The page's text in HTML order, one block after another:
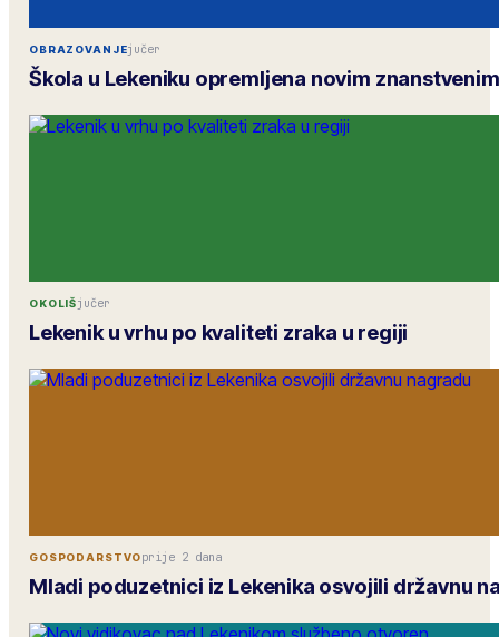
OBRAZOVANJEjučer
Škola u Lekeniku opremljena novim
OKOLIŠjučer
Lekenik u vrhu po kvaliteti zraka u regiji
GOSPODARSTVOprije 2 dana
Mladi poduzetnici iz Lekenika osvojili državnu